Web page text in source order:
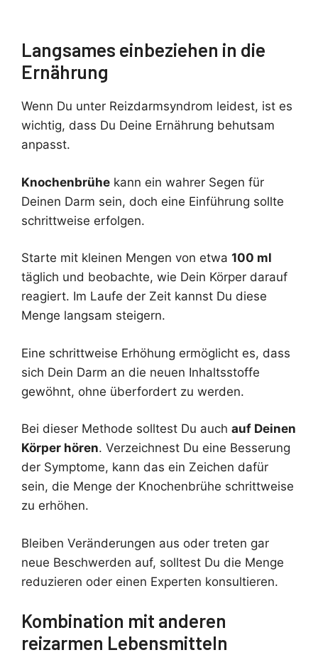
Langsames einbeziehen in die
Ernährung
Wenn Du unter Reizdarmsyndrom leidest, ist es
wichtig, dass Du Deine Ernährung behutsam
anpasst.
Knochenbrühe kann ein wahrer Segen für
Deinen Darm sein, doch eine Einführung sollte
schrittweise erfolgen.
Starte mit kleinen Mengen von etwa 100 ml
täglich und beobachte, wie Dein Körper darauf
reagiert. Im Laufe der Zeit kannst Du diese
Menge langsam steigern.
Eine schrittweise Erhöhung ermöglicht es, dass
sich Dein Darm an die neuen Inhaltsstoffe
gewöhnt, ohne überfordert zu werden.
Bei dieser Methode solltest Du auch auf Deinen
Körper hören. Verzeichnest Du eine Besserung
der Symptome, kann das ein Zeichen dafür
sein, die Menge der Knochenbrühe schrittweise
zu erhöhen.
Bleiben Veränderungen aus oder treten gar
neue Beschwerden auf, solltest Du die Menge
reduzieren oder einen Experten konsultieren.
Kombination mit anderen
reizarmen Lebensmitteln